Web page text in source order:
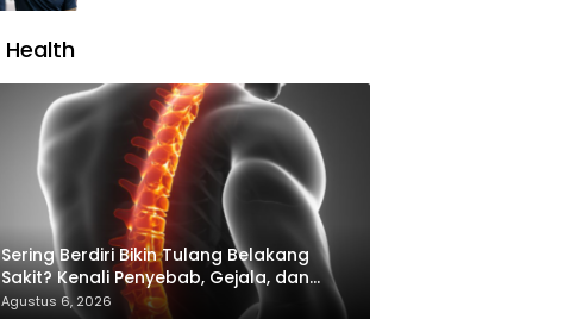
Health
Sering Berdiri Bikin Tulang Belakang
Sakit? Kenali Penyebab, Gejala, dan
Cara Mengatasinya
Agustus 6, 2026